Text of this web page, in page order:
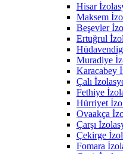
Hisar
Maksem
Beşevler
Ertuğrul
Muradiye
Karacabey
Çalı
Fethiye
Hürriyet
Ovaakça
Çarşı
Çekirge
Fomara